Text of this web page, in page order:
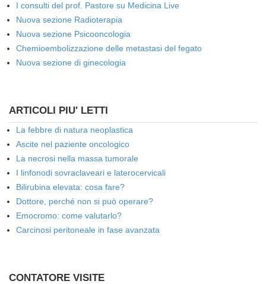
I consulti del prof. Pastore su Medicina Live
Nuova sezione Radioterapia
Nuova sezione Psicooncologia
Chemioembolizzazione delle metastasi del fegato
Nuova sezione di ginecologia
ARTICOLI PIU' LETTI
La febbre di natura neoplastica
Ascite nel paziente oncologico
La necrosi nella massa tumorale
I linfonodi sovraclaveari e laterocervicali
Bilirubina elevata: cosa fare?
Dottore, perché non si può operare?
Emocromo: come valutarlo?
Carcinosi peritoneale in fase avanzata
CONTATORE VISITE